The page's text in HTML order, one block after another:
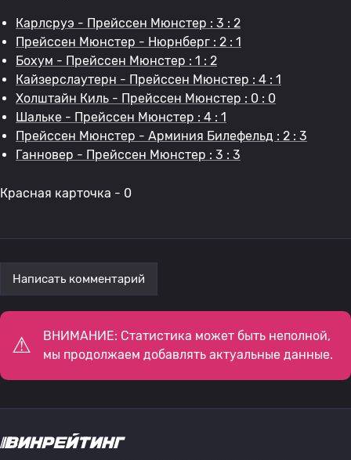
Карлсруэ - Прейссен Мюнстер : 3 : 2
Прейссен Мюнстер - Нюрнберг : 2 : 1
Бохум - Прейссен Мюнстер : 1 : 2
Кайзерслаутерн - Прейссен Мюнстер : 4 : 1
Холштайн Киль - Прейссен Мюнстер : 0 : 0
Шальке - Прейссен Мюнстер : 4 : 1
Прейссен Мюнстер - Арминия Билефельд : 2 : 3
Ганновер - Прейссен Мюнстер : 3 : 3
Красная карточка - 0
Написать комментарий
ВНИМАНИЕ: Статистика может быть неполной,
мы продолжаем добавлять актуальные данные.